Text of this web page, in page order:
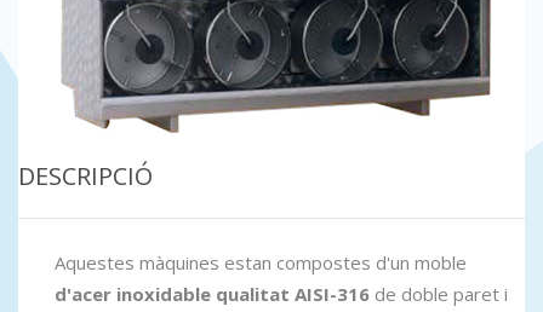
DESCRIPCIÓ
Aquestes màquines estan compostes d'un moble
d'acer inoxidable qualitat AISI-316 de doble paret i